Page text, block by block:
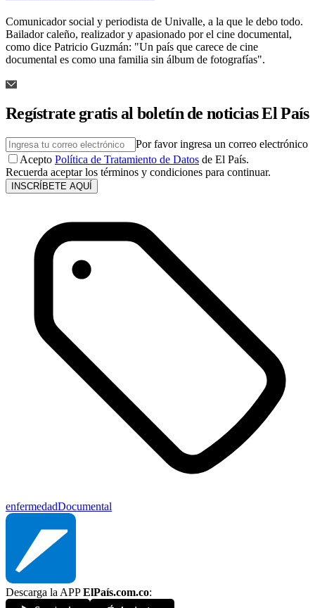
Comunicador social y periodista de Univalle, a la que le debo todo.
Bailador caleño, realizador y apasionado por el cine documental,
como dice Patricio Guzmán: "Un país que carece de cine
documental es como una familia sin álbum de fotografías".
Regístrate gratis al boletín de noticias El País
Por favor ingresa un correo electrónico
Acepto Política de Tratamiento de Datos de El País.
Recuerda aceptar los términos y condiciones para continuar.
INSCRÍBETE AQUÍ
enfermedadDocumental
Descarga la APPElPaís.com.co: